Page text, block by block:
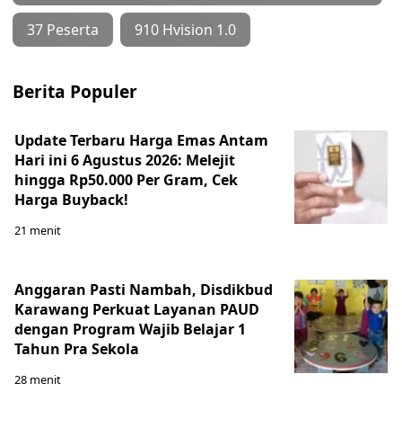
37 Peserta 910 Hvision 1.0
Berita Populer
Update Terbaru Harga Emas Antam
Hari ini 6 Agustus 2026: Melejit
hingga Rp50.000 Per Gram, Cek
Harga Buyback!
21 menit
Anggaran Pasti Nambah, Disdikbud
Karawang Perkuat Layanan PAUD
dengan Program Wajib Belajar 1
Tahun Pra Sekola
28 menit